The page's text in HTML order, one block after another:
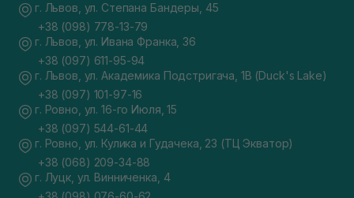
г. Львов, ул. Степана Бандеры, 45
+38 (098) 778-13-79
г. Львов, ул. Ивана Франка, 36
+38 (097) 611-95-94
г. Львов, ул. Академика Подстригача, 1В (Duck's Lake)
+38 (097) 101-97-16
г. Ровно, ул. 16-го Июля, 15
+38 (097) 544-61-44
г. Ровно, ул. Кулика и Гудачека, 23 (ТЦ Экватор)
+38 (068) 209-34-88
г. Луцк, ул. Винниченка, 4